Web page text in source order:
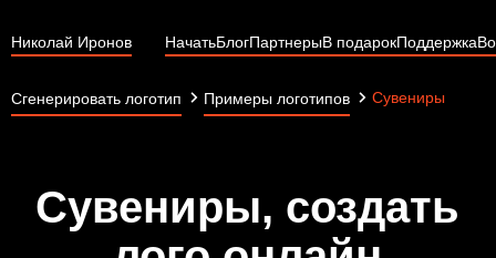
Николай Иронов НачатьБлогПартнерыВ подарокПоддержка
Сгенерировать логотип Примеры логотипов Сувениры
Сувениры, создать